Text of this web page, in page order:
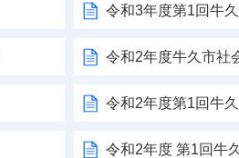
令和3年度第1回牛
令和2年度牛久市社
令和2年度第1回牛
令和2年度 第1回牛